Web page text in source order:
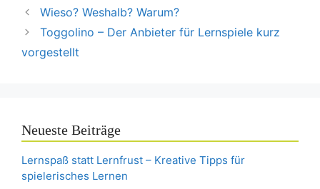
Wieso? Weshalb? Warum?
Toggolino – Der Anbieter für Lernspiele kurz
vorgestellt
Neueste Beiträge
Lernspaß statt Lernfrust – Kreative Tipps für
spielerisches Lernen